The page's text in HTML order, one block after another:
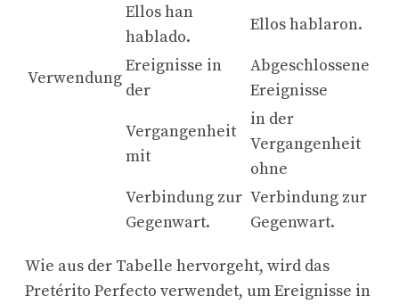
Ellos han
hablado.
Ellos hablaron.
Verwendung
Ereignisse in
der
Abgeschlossene
Ereignisse
Vergangenheit
mit
in der
Vergangenheit
ohne
Verbindung zur
Gegenwart.
Verbindung zur
Gegenwart.
Wie aus der Tabelle hervorgeht, wird das
Pretérito Perfecto verwendet, um Ereignisse in